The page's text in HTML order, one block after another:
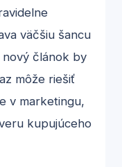
väčšiu šancu
článok by
môže riešiť
v marketingu,
kupujúceho